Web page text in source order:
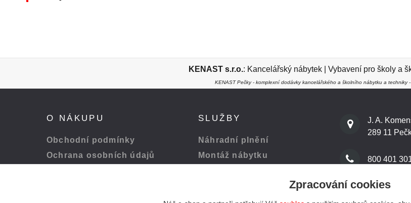
KENAST s.r.o.: Kancelářský nábytek Vybavení pro školy a
KENAST Pečky - komplexní dodávky kancelářského a školního nábytku a techniky
O NÁKUPU
Obchodní podmínky
Ochrana osobních údajů
SLUŽBY
Náhradní plnění
Montáž nábytku
J. A.
289 11
800 401
Zpracování cookies